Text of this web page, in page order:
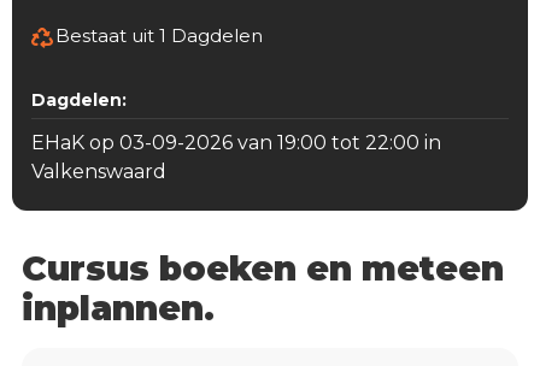
Bestaat uit 1 Dagdelen
Dagdelen:
EHaK op 03-09-2026 van 19:00 tot 22:00 in
Valkenswaard
Cursus boeken en meteen
inplannen.